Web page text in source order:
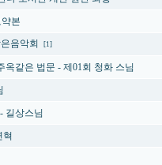
본
음악회 [1]
같은 법문 - 제01회 청화 스님
길상스님
혁